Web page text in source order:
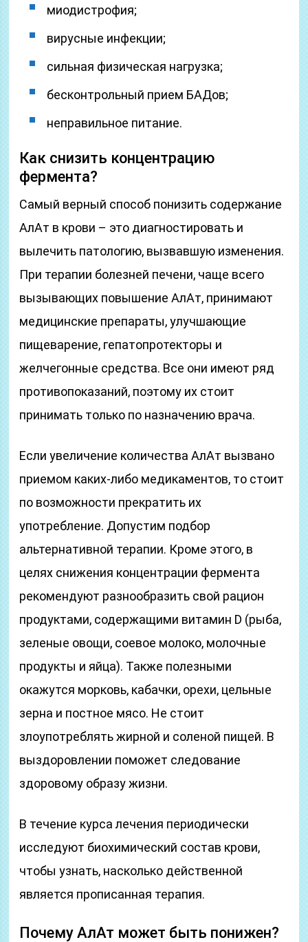
миодистрофия;
вирусные инфекции;
сильная физическая нагрузка;
бесконтрольный прием БАДов;
неправильное питание.
Как снизить концентрацию
фермента?
Самый верный способ понизить содержание
АлАт в крови – это диагностировать и
вылечить патологию, вызвавшую изменения.
При терапии болезней печени, чаще всего
вызывающих повышение АлАт, принимают
медицинские препараты, улучшающие
пищеварение, гепатопротекторы и
желчегонные средства. Все они имеют ряд
противопоказаний, поэтому их стоит
принимать только по назначению врача.
Если увеличение количества АлАт вызвано
приемом каких-либо медикаментов, то стоит
по возможности прекратить их
употребление. Допустим подбор
альтернативной терапии. Кроме этого, в
целях снижения концентрации фермента
рекомендуют разнообразить свой рацион
продуктами, содержащими витамин D (рыба,
зеленые овощи, соевое молоко, молочные
продукты и яйца). Также полезными
окажутся морковь, кабачки, орехи, цельные
зерна и постное мясо. Не стоит
злоупотреблять жирной и соленой пищей. В
выздоровлении поможет следование
здоровому образу жизни.
В течение курса лечения периодически
исследуют биохимический состав крови,
чтобы узнать, насколько действенной
является прописанная терапия.
Почему АлАт может быть понижен?